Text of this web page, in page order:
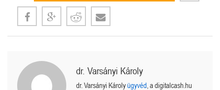
dr. Varsányi Károly
dr. Varsányi Károlyügyvéd , a digitalcash.hu